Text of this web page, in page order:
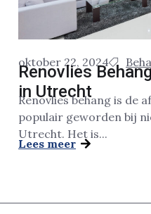
oktober 22, 2024
Renovlies
in Utrecht
Renovlies behang is de
populair geworden bij
Utrecht. Het is...
Lees meer